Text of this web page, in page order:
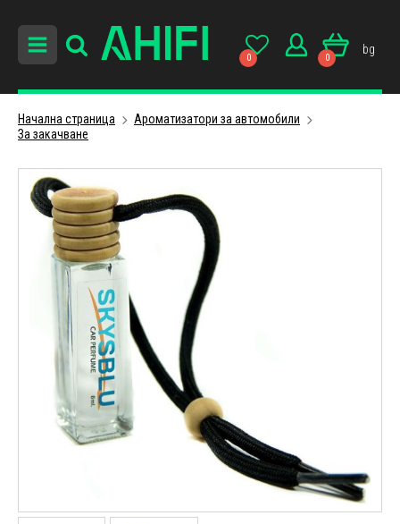
0 0
bg
Начална страница
Ароматизатори за автомобили
За закачване